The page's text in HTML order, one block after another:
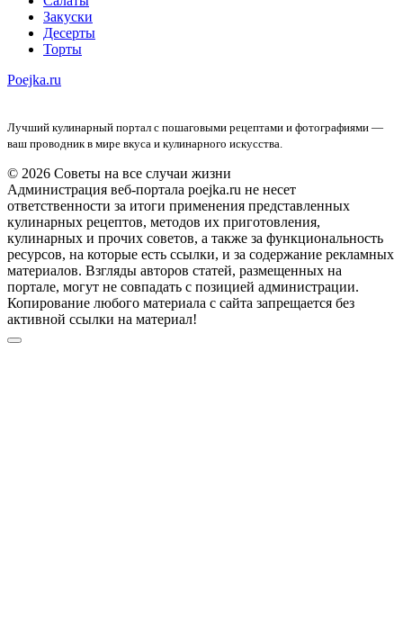
Закуски
Десерты
Торты
Poejka.ru
Лучший кулинарный портал с пошаговыми рецептами и фотографиями —
ваш проводник в мире вкуса и кулинарного искусства.
© 2026 Советы на все случаи жизни
Администрация веб-портала poejka.ru не несет
ответственности за итоги применения представленных
кулинарных рецептов, методов их приготовления,
кулинарных и прочих советов, а также за функциональность
ресурсов, на которые есть ссылки, и за содержание рекламных
материалов. Взгляды авторов статей, размещенных на
портале, могут не совпадать с позицией администрации.
Копирование любого материала с сайта запрещается без
активной ссылки на материал!